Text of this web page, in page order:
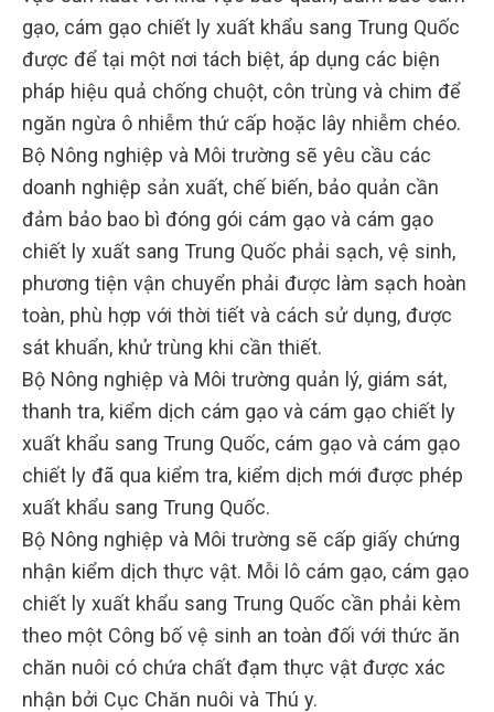
gạo, cám gạo chiết ly xuất khẩu sang Trung Quốc
được để tại một nơi tách biệt, áp dụng các biện
pháp hiệu quả chống chuột, côn trùng và chim để
ngăn ngừa ô nhiễm thứ cấp hoặc lây nhiễm chéo.
Bộ Nông nghiệp và Môi trường sẽ yêu cầu các
doanh nghiệp sản xuất, chế biến, bảo quản cần
đảm bảo bao bì đóng gói cám gạo và cám gạo
chiết ly xuất sang Trung Quốc phải sạch, vệ sinh,
phương tiện vận chuyển phải được làm sạch hoàn
toàn, phù hợp với thời tiết và cách sử dụng, được
sát khuẩn, khử trùng khi cần thiết.
Bộ Nông nghiệp và Môi trường quản lý, giám sát,
thanh tra, kiểm dịch cám gạo và cám gạo chiết ly
xuất khẩu sang Trung Quốc, cám gạo và cám gạo
chiết ly đã qua kiểm tra, kiểm dịch mới được phép
xuất khẩu sang Trung Quốc.
Bộ Nông nghiệp và Môi trường sẽ cấp giấy chứng
nhận kiểm dịch thực vật. Mỗi lô cám gạo, cám gạo
chiết ly xuất khẩu sang Trung Quốc cần phải kèm
theo một Công bố vệ sinh an toàn đối với thức ăn
chăn nuôi có chứa chất đạm thực vật được xác
nhận bởi Cục Chăn nuôi và Thú y.